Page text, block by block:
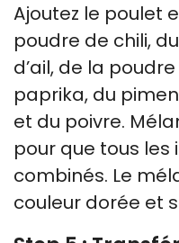
Ajoutez le poulet
poudre de chili,
d’ail, de la
paprika, du
et du poivre.
pour que tous
combinés. Le
couleur dorée et